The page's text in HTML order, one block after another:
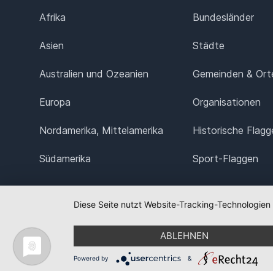
Afrika
Asien
Australien und Ozeanien
Europa
Nordamerika, Mittelamerika
Südamerika
Bundesländer
Städte
Gemeinden &
Organisationen
Historische
Sport-Flaggen
Diese Seite nutzt Website-Tracking-
ABLEHNEN
Powered by &